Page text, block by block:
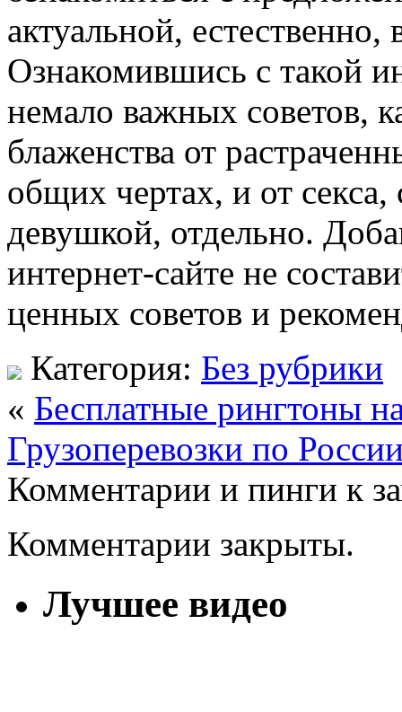
актуальной,
Ознакомившись с такой
немало важных советов,
блаженства от
общих чертах, и от
девушкой, отдельно.
интернет-сайте не
ценных советов и
Категория: Без рубрики
« Бесплатные рингтоны
Грузоперевозки по
Комментарии и пинги к
Комментарии закрыты.
Лучшее видео